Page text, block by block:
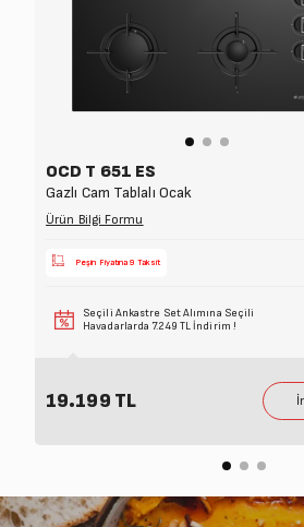
OCD T 651 ES
Gazlı Cam Tablalı Ocak
Ürün Bilgi Formu
Peşin Fiyatına 9 Taksit
Seçili Ankastre Set Alımına Seçili
Havadarlarda 7.249 TL İndirim !
19.199 TL